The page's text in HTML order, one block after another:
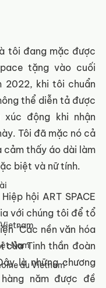
Nam
du Vietnam'
tôi đang mặc được
tặng vào cuối
2022, khi tôi chuẩn
thể diễn tả được
động khi nhận
Tôi đã mặc nó cả
cảm thấy áo dài làm
biệt và nữ tính.
hội ART SPACE
với chúng tôi để tổ
"Các nền văn hóa
của Tinh thần đoàn
là những chương
năm được đề